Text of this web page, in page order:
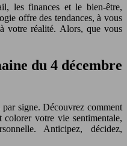
les finances et le bien-être,
offre des tendances, à vous
votre réalité. Alors, que vous
du 4 décembre
signe. Découvrez comment
colorer votre vie sentimentale,
Anticipez, décidez,